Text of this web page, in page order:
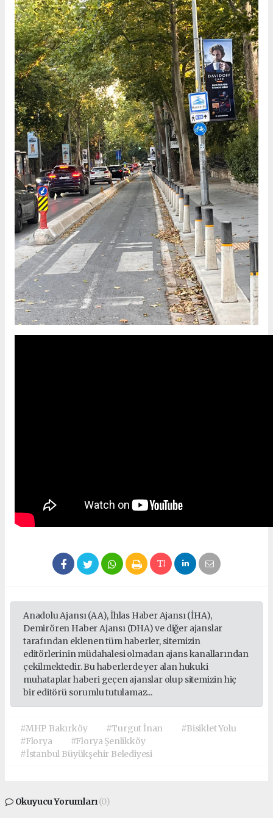
Anadolu Ajansı (AA), İhlas Haber Ajansı (İHA),
Demirören Haber Ajansı (DHA) ve diğer ajanslar
tarafından eklenen tüm haberler, sitemizin
editörlerinin müdahalesi olmadan ajans kanallarından
çekilmektedir. Bu haberlerde yer alan hukuki
muhataplar haberi geçen ajanslar olup sitemizin hiç
bir editörü sorumlu tutulamaz...
#MHP Bakırköy #Turgut İnan
#Bisiklet Yolu
#Florya
#Florya Şenlikköy
#İstanbul Büyükşehir Belediyesi
Okuyucu Yorumları(0)